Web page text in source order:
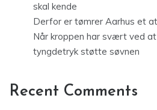
skal kende
Derfor er tømrer Aarhus et
Når kroppen har svært ved
tyngdetryk støtte søvnen
Recent Comments